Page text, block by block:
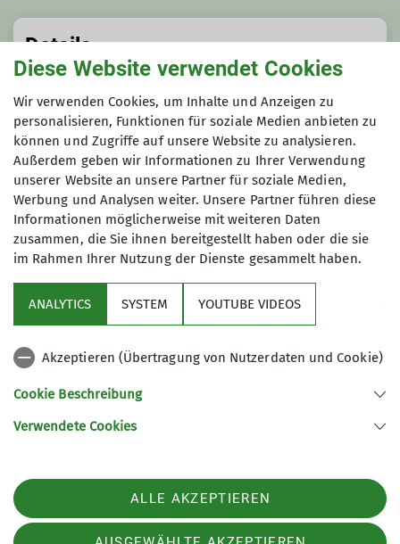
Details
Termindetails
Di. 11.07.2023
Sektion
DAV
Sektion Koblenz des Deutschen Alpenvereins e.V.
Telefon +4926179452
Diese Website verwendet Cookies
Wir verwenden Cookies, um Inhalte und Anzeigen zu
personalisieren, Funktionen für soziale Medien anbieten zu
können und Zugriffe auf unsere Website zu analysieren.
Außerdem geben wir Informationen zu Ihrer Verwendung
unserer Website an unsere Partner für soziale Medien,
Werbung und Analysen weiter. Unsere Partner führen diese
Informationen möglicherweise mit weiteren Daten
zusammen, die Sie ihnen bereitgestellt haben oder die sie
im Rahmen Ihrer Nutzung der Dienste gesammelt haben.
ANALYTICS SYSTEM YOUTUBE VIDEOS
Akzeptieren (Übertragung von Nutzerdaten und Cookie)
Cookie Beschreibung
Verwendete Cookies
ALLE AKZEPTIEREN